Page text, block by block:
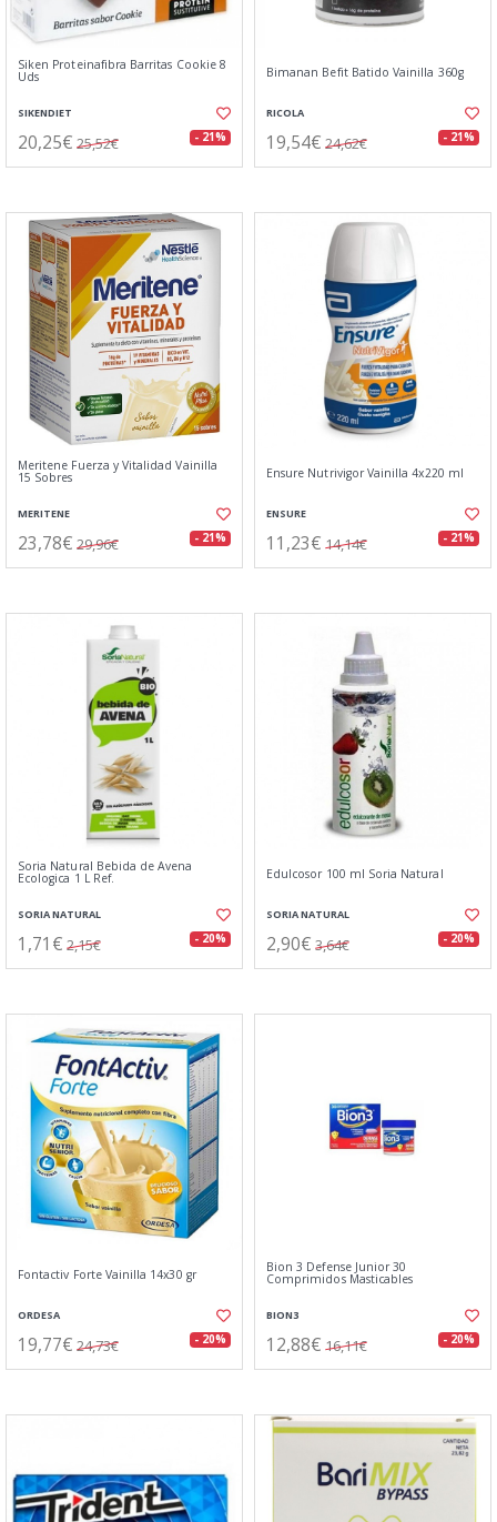
Siken Proteinafibra Barritas Cookie 8
Uds
SIKENDIET
20,25€ 25,52€ - 21%
Bimanan Befit Batido Vainilla 360g
RICOLA
19,54€ 24,62€ - 21%
Meritene Fuerza y Vitalidad Vainilla
15 Sobres
MERITENE
23,78€ 29,96€ - 21%
Ensure Nutrivigor Vainilla 4x220 ml
ENSURE
11,23€ 14,14€ - 21%
Soria Natural Bebida de Avena
Ecologica 1 L Ref.
SORIA NATURAL
1,71€ 2,15€ - 20%
Edulcosor 100 ml Soria Natural
SORIA NATURAL
2,90€ 3,64€ - 20%
Fontactiv Forte Vainilla 14x30 gr
ORDESA
19,77€ 24,73€ - 20%
Bion 3 Defense Junior 30
Comprimidos Masticables
BION3
12,88€ 16,11€ - 20%